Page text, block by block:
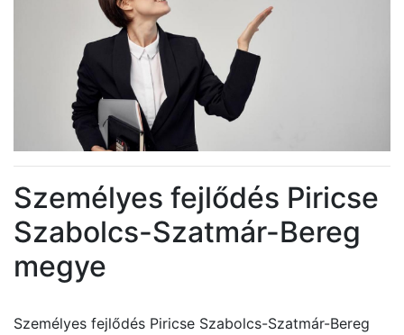
Személyes fejlődés Piricse
Szabolcs-Szatmár-Bereg
megye
Személyes fejlődés Piricse Szabolcs-Szatmár-Bereg